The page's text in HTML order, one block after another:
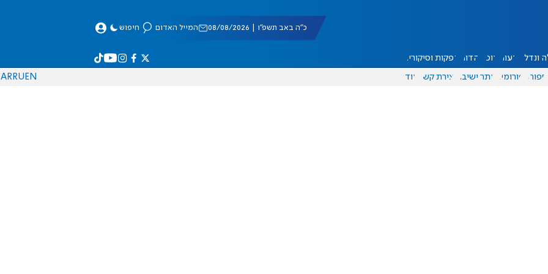
כ"ה באב תשפ"ו | 08/08/2026 המייל האדום חיפוש
ונדל"ן דעות אוכל יהדות הפקות וסיקורים
ספורט פורומים אתר ישיבה יצירת קשר עוד EN
RU
AR